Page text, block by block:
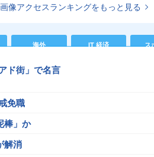
画像アクセスランキングをもっと見る
海外 IT 経済 ス
ド街」で名言
免職
棒」か
解消